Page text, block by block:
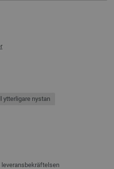
ytterligare nystan
leveransbekräftelsen